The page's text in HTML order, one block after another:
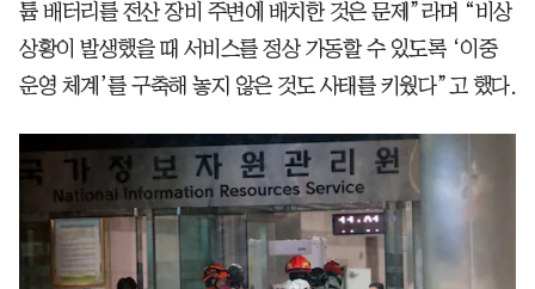
튬 배터리를 전산 장비 주변에 배치한 것은 문제”라며 “비상
상황이 발생했을 때 서비스를 정상 가동할 수 있도록 ‘이중
운영 체계’를 구축해 놓지 않은 것도 사태를 키웠다”고 했다.